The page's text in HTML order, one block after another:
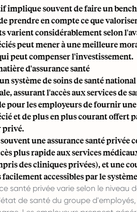
implique souvent de faire un
prendre en compte ce que
varient considérablement selon
peut mener à une meilleure
peut compenser l'investissement.
d'assurance santé
système de soins de santé
assurant l'accès aux services de
pour les employeurs de fournir
et de plus en plus courant offert
privé.
une assurance santé privée
plus rapide aux services
des cliniques privées), et une
accessibles par le
santé privée varie selon le niveau
de santé du groupe